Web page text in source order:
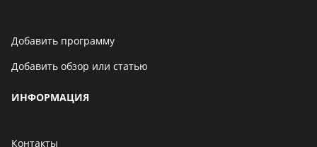
Добавить программу
Добавить обзор или статью
ИНФОРМАЦИЯ
Контакты